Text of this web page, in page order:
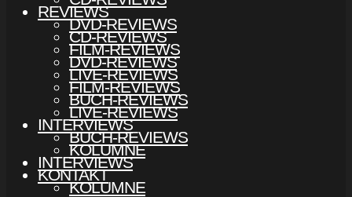
DVD-REVIEWS
FILM-REVIEWS
LIVE-REVIEWS
BUCH-REVIEWS
INTERVIEWS
KOLUMNE
KONTAKT
REVIEWS
CD-REVIEWS
DVD-REVIEWS
FILM-REVIEWS
LIVE-REVIEWS
BUCH-REVIEWS
INTERVIEWS
KOLUMNE